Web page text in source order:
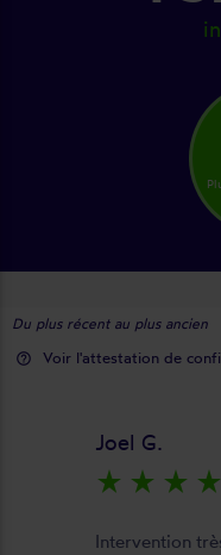
Du plus récent au plus ancien
help_outline Voir l'attestation de
Joel G.
star_rate star_rate star_rate star_rate
Intervention